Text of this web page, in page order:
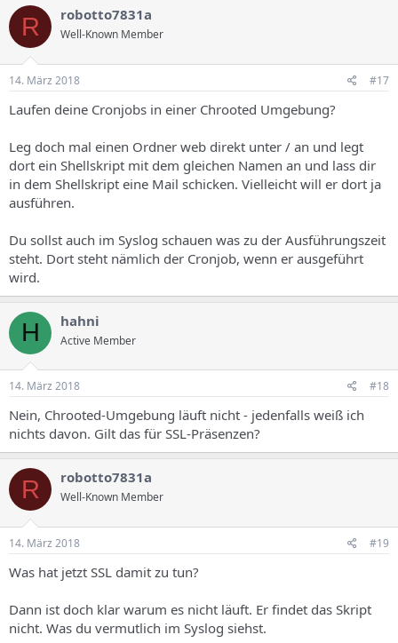
R robotto7831a
Well-Known Member
14. März 2018 #17
Laufen deine Cronjobs in einer Chrooted Umgebung?
Leg doch mal einen Ordner web direkt unter / an und legt
dort ein Shellskript mit dem gleichen Namen an und lass dir
in dem Shellskript eine Mail schicken. Vielleicht will er dort ja
ausführen.
Du sollst auch im Syslog schauen was zu der Ausführungszeit
steht. Dort steht nämlich der Cronjob, wenn er ausgeführt
wird.
H hahni
Active Member
14. März 2018 #18
Nein, Chrooted-Umgebung läuft nicht - jedenfalls weiß ich
nichts davon. Gilt das für SSL-Präsenzen?
R robotto7831a
Well-Known Member
14. März 2018 #19
Was hat jetzt SSL damit zu tun?
Dann ist doch klar warum es nicht läuft. Er findet das Skript
nicht. Was du vermutlich im Syslog siehst.